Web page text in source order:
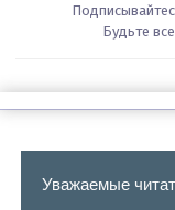
Будьте
Уважаемые